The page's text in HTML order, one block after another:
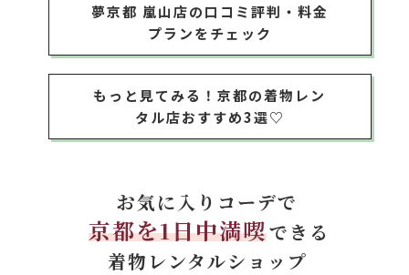
夢京都 嵐山店の口コミ評判・料金
プランをチェック
もっと見てみる！京都の着物レン
タル店おすすめ3選♡
お気に入りコーデで
京都を1日中満喫できる
着物レンタルショップ